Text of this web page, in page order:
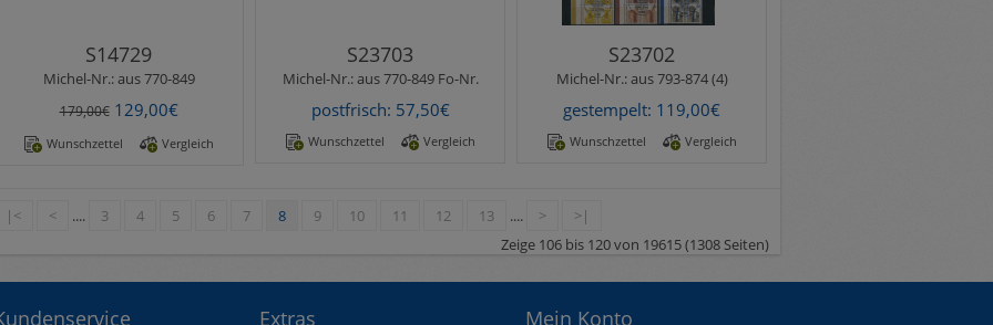
S14729
Michel-Nr.:aus 770-849
179,00€ 129,00€
Wunschzettel Vergleich
S23703
Michel-Nr.:aus 770-849 Fo-Nr.
postfrisch: 57,50€
Wunschzettel Vergleich
S23702
Michel-Nr.:aus 793-874 (4)
gestempelt: 119,00€
Wunschzettel Vergleich
|< < .... 3 4 5 6 7 8 9 10 11 12 13 .... >
>|
Zeige 106 bis 120 von 19615 (1308 Seiten)
Extras Mein Konto